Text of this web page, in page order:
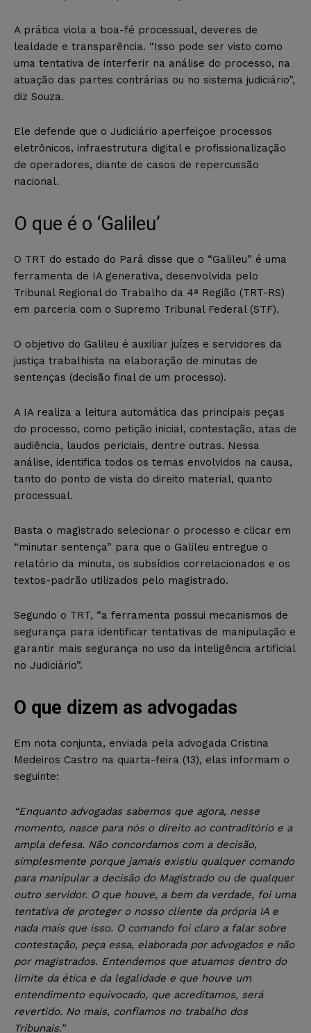
A prática viola a boa-fé processual, deveres de
lealdade e transparência. “Isso pode ser visto como
uma tentativa de interferir na análise do processo, na
atuação das partes contrárias ou no sistema judiciário”,
diz Souza.
Ele defende que o Judiciário aperfeiçoe processos
eletrônicos, infraestrutura digital e profissionalização
de operadores, diante de casos de repercussão
nacional.
O que é o ‘Galileu’
O TRT do estado do Pará disse que o “Galileu” é uma
ferramenta de IA generativa, desenvolvida pelo
Tribunal Regional do Trabalho da 4ª Região (TRT-RS)
em parceria com o Supremo Tribunal Federal (STF).
O objetivo do Galileu é auxiliar juízes e servidores da
justiça trabalhista na elaboração de minutas de
sentenças (decisão final de um processo).
A IA realiza a leitura automática das principais peças
do processo, como petição inicial, contestação, atas de
audiência, laudos periciais, dentre outras. Nessa
análise, identifica todos os temas envolvidos na causa,
tanto do ponto de vista do direito material, quanto
processual.
Basta o magistrado selecionar o processo e clicar em
“minutar sentença” para que o Galileu entregue o
relatório da minuta, os subsídios correlacionados e os
textos-padrão utilizados pelo magistrado.
Segundo o TRT, “a ferramenta possui mecanismos de
segurança para identificar tentativas de manipulação e
garantir mais segurança no uso da inteligência artificial
no Judiciário”.
O que dizem as advogadas
Em nota conjunta, enviada pela advogada Cristina
Medeiros Castro na quarta-feira (13), elas informam o
seguinte:
“Enquanto advogadas sabemos que agora, nesse
momento, nasce para nós o direito ao contraditório e a
ampla defesa. Não concordamos com a decisão,
simplesmente porque jamais existiu qualquer comando
para manipular a decisão do Magistrado ou de qualquer
outro servidor. O que houve, a bem da verdade, foi uma
tentativa de proteger o nosso cliente da própria IA e
nada mais que isso. O comando foi claro a falar sobre
contestação, peça essa, elaborada por advogados e não
por magistrados. Entendemos que atuamos dentro do
limite da ética e da legalidade e que houve um
entendimento equivocado, que acreditamos, será
revertido. No mais, confiamos no trabalho dos
Tribunais.”